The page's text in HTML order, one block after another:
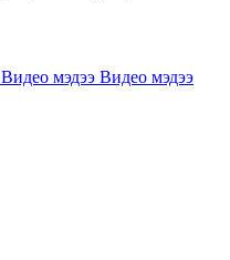
Видео мэдээ Видео мэдээ